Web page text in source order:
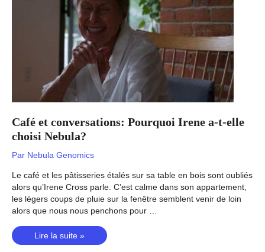
Café et conversations: Pourquoi Irene a-t-elle
choisi Nebula?
Par Nebula Genomics
Le café et les pâtisseries étalés sur sa table en bois sont oubliés
alors qu’Irene Cross parle. C’est calme dans son appartement,
les légers coups de pluie sur la fenêtre semblent venir de loin
alors que nous nous penchons pour …
Café
et
Lire la suite »